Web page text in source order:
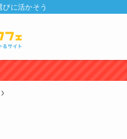
に活かそう